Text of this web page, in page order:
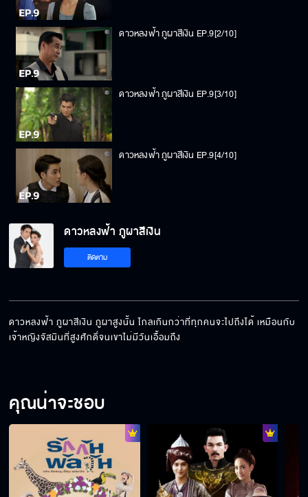
ดาวหลงฟ้า ภูผาสีเงิน EP.9[2/10]
ดาวหลงฟ้า ภูผาสีเงิน EP.9[3/10]
ดาวหลงฟ้า ภูผาสีเงิน EP.9[4/10]
ดาวหลงฟ้า ภูผาสีเงิน EP.9[7/10]
ดาวหลงฟ้า ภูผาสีเงิน EP.9[9/10]
ดาวหลงฟ้า ภูผาสีเงิน
ติดตาม
ดาวหลงฟ้า ภูผาสีเงิน ภูผาสูงนั้น ไกลเกินกว่าที่ทุกคนจะไปถึงได้ เหมือนกับ
เจ้าหญิงจัสมินที่สูงศักดิ์จนเขาไม่มีวันเอื้อมถึง
คุณน่าจะชอบ